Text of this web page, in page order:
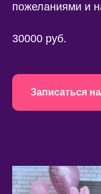
пожеланиями и
30000 руб.
Записаться